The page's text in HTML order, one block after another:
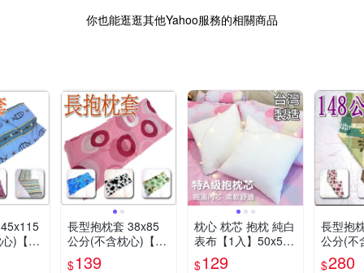
你也能逛逛其他Yahoo服務的相關商品
)【老
長型抱枕套 38x85
公分(不含枕心)【老
婆當家】
$139
枕心 枕芯 抱枕 純白
表布【1入】50x50c
m(可適用45x45抱枕
$129
長型抱
公分(不
婆當家
$280